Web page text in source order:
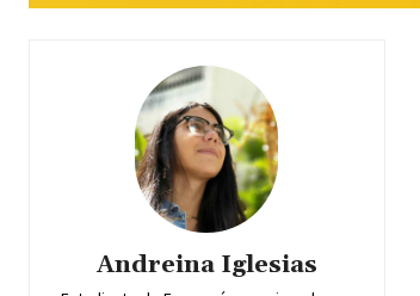
Andreina Iglesias